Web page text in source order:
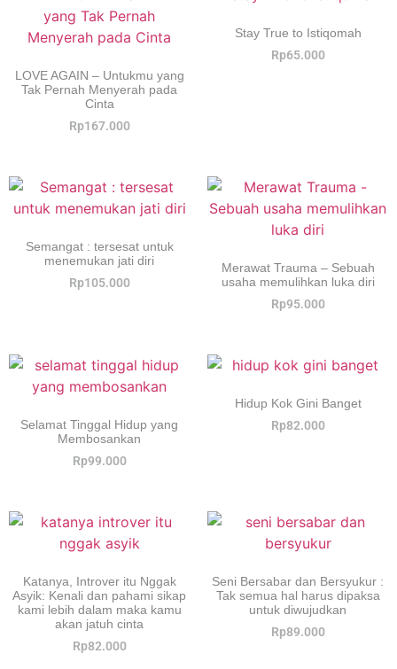
LOVE AGAIN – Untukmu yang
Tak Pernah Menyerah pada
Cinta
Rp167.000
Stay True to Istiqomah
Rp65.000
Semangat : tersesat untuk
menemukan jati diri
Rp105.000
Merawat Trauma – Sebuah
usaha memulihkan luka diri
Rp95.000
Selamat Tinggal Hidup yang
Membosankan
Rp99.000
Hidup Kok Gini Banget
Rp82.000
Katanya, Introver itu Nggak
Asyik: Kenali dan pahami sikap
kami lebih dalam maka kamu
akan jatuh cinta
Rp82.000
Seni Bersabar dan Bersyukur :
Tak semua hal harus dipaksa
untuk diwujudkan
Rp89.000